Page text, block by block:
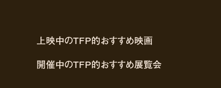
上映中のTFP的おすすめ映画
開催中のTFP的おすすめ展覧会